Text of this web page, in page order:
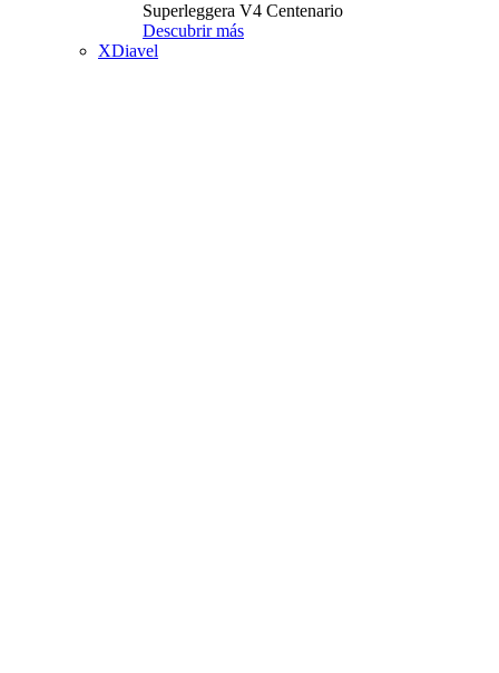
Superleggera V4 Centenario
Descubrir más
XDiavel